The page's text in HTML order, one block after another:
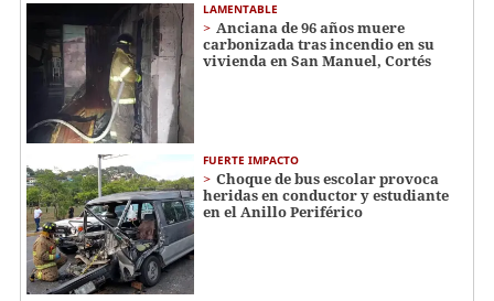
LAMENTABLE
Anciana de 96 años muere
carbonizada tras incendio en su
vivienda en San Manuel, Cortés
FUERTE IMPACTO
Choque de bus escolar provoca
heridas en conductor y estudiante
en el Anillo Periférico